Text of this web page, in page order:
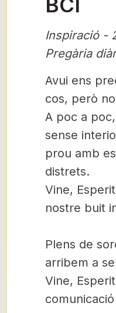
Inspiració -
Pregària
Avui ens
cos, però
A poc a
sense
prou amb
distrets.
Vine,
nostre buit
Plens de
arribem a
Vine,